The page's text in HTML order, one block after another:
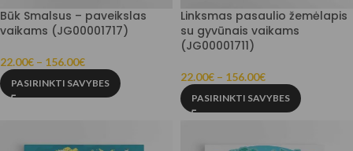
Būk Smalsus – paveikslas
vaikams (JG00001717)
22.00€ – 156.00€
PASIRINKTI SAVYBES
Linksmas pasaulio žemėlapis
su gyvūnais vaikams
(JG00001711)
22.00€ – 156.00€
PASIRINKTI SAVYBES